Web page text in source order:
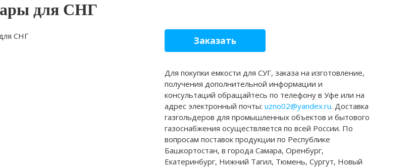
для СНГ
Заказать
Для покупки емкости для СУГ, заказа на изготовление,
получения дополнительной информации и
консультаций обращайтесь по телефону в Уфе или на
адрес электронный почты:uzno02@yandex.ru. Доставка
газгольдеров для промышленных объектов и бытового
газоснабжения осуществляется по всей России. По
вопросам поставок продукции по Республике
Башкортостан, в города Самара, Оренбург,
Екатеринбург, Нижний Тагил, Тюмень, Сургут, Новый